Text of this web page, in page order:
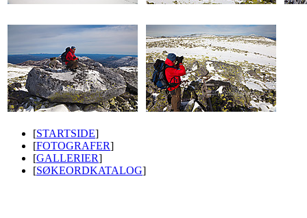
[STARTSIDE]
[FOTOGRAFER]
[GALLERIER]
[SØKEORDKATALOG]